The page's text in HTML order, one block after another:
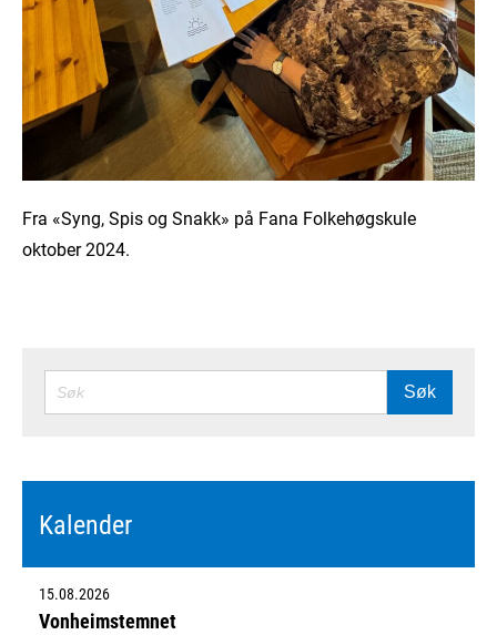
Fra «Syng, Spis og Snakk» på Fana Folkehøgskule
oktober 2024.
SØK Søk
Kalender
15.08.2026
Vonheimstemnet